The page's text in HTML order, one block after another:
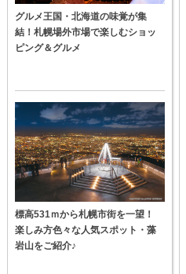
グルメ王国・北海道の味覚が集
結！札幌場外市場で楽しむショッ
ピング＆グルメ
標高531ｍから札幌市街を一望！
楽しみ方色々な人気スポット・藻
岩山をご紹介♪